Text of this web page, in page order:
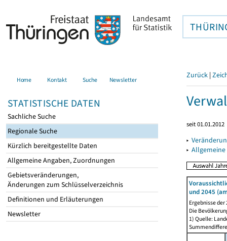
Home Kontakt Suche Newsletter
STATISTISCHE DATEN
Sachliche Suche
Regionale Suche
Kürzlich bereitgestellte Daten
Allgemeine Angaben, Zuordnungen
Gebietsveränderungen,
Änderungen zum Schlüsselverzeichnis
Definitionen und Erläuterungen
Newsletter
Zurück |
seit 01.01.2012
▸
▸
und 2045
Ergebnisse
Die
1) Quelle: